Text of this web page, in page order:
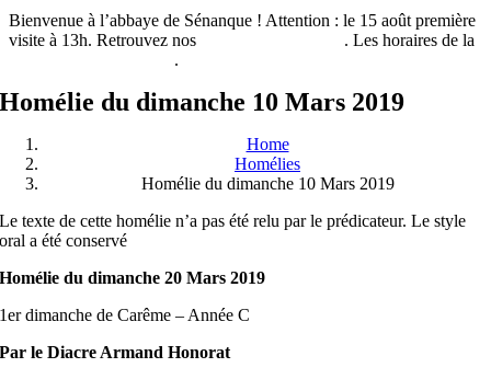
Bienvenue à l’abbaye de Sénanque ! Attention : le 15 août première
visite à 13h. Retrouvez nos
. Les horaires de la
.
Homélie du dimanche 10 Mars 2019
Home
Homélies
Homélie du dimanche 10 Mars 2019
Le texte de cette homélie n’a pas été relu par le prédicateur. Le style
oral a été conservé
Homélie du dimanche 20 Mars 2019
1er dimanche de Carême – Année C
Par le Diacre Armand Honorat